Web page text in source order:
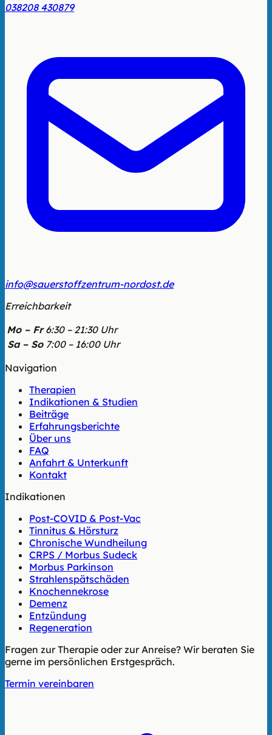
038208 430879
info@sauerstoffzentrum-nordost.de
Erreichbarkeit
Mo – Fr 6:30 – 21:30 Uhr
Sa – So 7:00 – 16:00 Uhr
Navigation
Therapien
Indikationen & Studien
Beiträge
Erfahrungsberichte
Über uns
FAQ
Anfahrt & Unterkunft
Kontakt
Indikationen
Post-COVID & Post-Vac
Tinnitus & Hörsturz
Chronische Wundheilung
CRPS / Morbus Sudeck
Morbus Parkinson
Strahlenspätschäden
Knochennekrose
Demenz
Entzündung
Regeneration
Fragen zur Therapie oder zur Anreise? Wir beraten Sie
gerne im persönlichen Erstgespräch.
Termin vereinbaren